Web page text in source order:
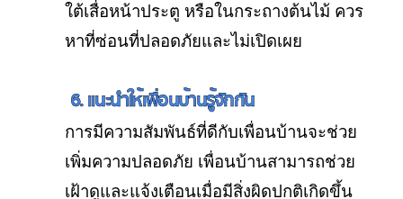
ใต้เสื่อหน้าประตู หรือในกระถางต้นไม้ ควร
หาที่ซ่อนที่ปลอดภัยและไม่เปิดเผย
6. แนะนำให้เพื่อนบ้านรู้จักกัน
การมีความสัมพันธ์ที่ดีกับเพื่อนบ้านจะช่วย
เพิ่มความปลอดภัย เพื่อนบ้านสามารถช่วย
เฝ้าดูและแจ้งเตือนเมื่อมีสิ่งผิดปกติเกิดขึ้น